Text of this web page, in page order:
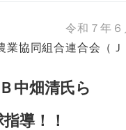
令和７年６
業協同組合連合会（Ｊ
中畑清氏ら
導！！